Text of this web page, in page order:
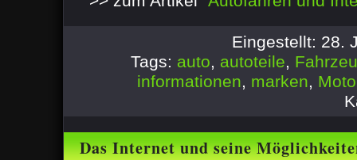
Eingestellt: 28.
Tags: auto, autoteile,
informationen, marken,
Das Internet und seine